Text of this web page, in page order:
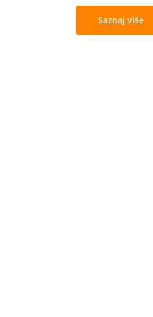
Saznaj više